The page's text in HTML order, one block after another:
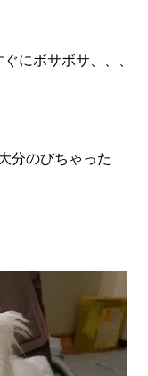
にボサボサ、、、
分のびちゃった